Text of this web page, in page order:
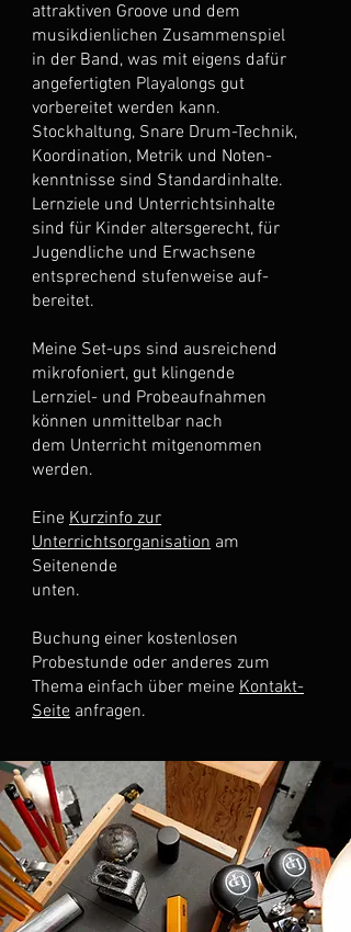
attraktiven Groove und dem
musikdienlichen Zusammenspiel
in der Band, was mit eigens dafür
angefertigten Playalongs gut
vorbereitet werden kann.
Stockhaltung, Snare Drum-Technik,
Koordination, Metrik und Noten-
kenntnisse sind Standardinhalte.
Lernziele und Unterrichtsinhalte
sind für Kinder altersgerecht, für
Jugendliche und Erwachsene
entsprechend stufenweise auf-
bereitet.
Meine Set-ups sind ausreichend
mikrofoniert, gut klingende
Lernziel- und Probeaufnahmen
können unmittelbar nach
dem Unterricht mitgenommen
werden.
Eine Kurzinfo zur
Unterrichtsorganisation am
Seitenende
unten.
Buchung einer kostenlosen
Probestunde oder anderes zum
Thema einfach über meine Kontakt-
Seite anfragen.